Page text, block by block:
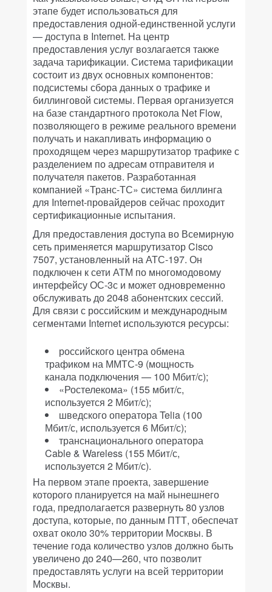
этапе будет использоваться для
предоставления одной-единственной услуги
— доступа в Internet. На центр
предоставления услуг возлагается также
задача тарификации. Система тарификации
состоит из двух основных компонентов:
подсистемы сбора данных о трафике и
биллинговой системы. Первая организуется
на базе стандартного протокола Net Flow,
позволяющего в режиме реального времени
получать и накапливать информацию о
проходящем через маршрутизатор трафике с
разделением по адресам отправителя и
получателя пакетов. Разработанная
компанией «Транс-ТС» система биллинга
для Internet-провайдеров сейчас проходит
сертификационные испытания.
Для предоставления доступа во Всемирную
сеть применяется маршрутизатор Cisco
7507, установленный на АТС-197. Он
подключен к сети АТМ по многомодовому
интерфейсу ОС-3с и может одновременно
обслуживать до 2048 абонентских сессий.
Для связи с российским и международным
сегментами Internet используются ресурсы:
российского центра обмена
трафиком на ММТС-9 (мощность
канала подключения — 100 Мбит/с);
«Ростелекома» (155 мбит/с,
используется 2 Мбит/с);
шведского оператора Telia (100
Мбит/с, используется 6 Мбит/с);
транснационального оператора
Cable & Wareless (155 Мбит/с,
используется 2 Мбит/с).
На первом этапе проекта, завершение
которого планируется на май нынешнего
года, предполагается развернуть 80 узлов
доступа, которые, по данным ПТТ, обеспечат
охват около 30% территории Москвы. В
течение года количество узлов должно быть
увеличено до 240—260, что позволит
предоставлять услуги на всей территории
Москвы.